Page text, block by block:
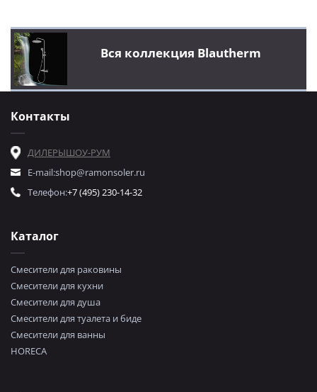
Вся коллекция Blautherm
Каталог
Смесители для раковины
Смесители для кухни
Смесители для душа
Смесители для туалета и биде
Смесители для ванны
HORECA
Контакты
ДИЛЕРЫШОУ-РУМ
E-mail:shop@ramonsoler.ru
Телефон:+7 (495) 230-14-32